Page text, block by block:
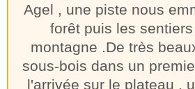
Agel , une piste nous
forêt puis les
montagne .De très
sous-bois dans un
l'arrivée sur le plateau ,